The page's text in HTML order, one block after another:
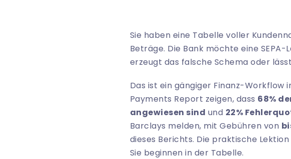
Sie haben eine Tabelle voller
Beträge. Die Bank möchte eine
erzeugt das falsche Schema oder
Das ist ein gängiger Finanz-Workflow
Payments Report zeigen, dass 68%
angewiesen sind und 22%
Barclays melden, mit Gebühren von
dieses Berichts. Die praktische
Sie beginnen in der Tabelle.